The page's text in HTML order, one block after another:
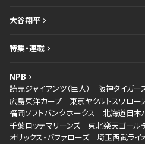
大谷翔平
特集・連載
NPB
読売ジャイアンツ（巨人）
阪神タイガー
広島東洋カープ
東京ヤクルトスワロー
福岡ソフトバンクホークス
北海道日本
千葉ロッテマリーンズ
東北楽天ゴール
オリックス・バファローズ
埼玉西武ライ